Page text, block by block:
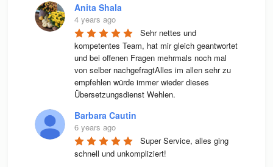
Anita Shala
4 years ago
Sehr nettes und
kompetentes Team, hat mir gleich geantwortet
und bei offenen Fragen mehrmals noch mal
von selber nachgefragtAlles im allen sehr zu
empfehlen würde immer wieder dieses
Übersetzungsdienst Wehlen.
Barbara Cautin
6 years ago
Super Service, alles ging
schnell und unkompliziert!